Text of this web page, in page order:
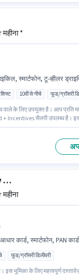
*
टू-व्हीलर ड्राइविंग, बैंक अकाउंट, 2-व्हीलर ड्राइविंग लाइसेंस, आधार
10वीं से नीचे फूड/ग्रॉसरी
वाले के लिए उपयुक्त है। आप प्रति
Incentives सैलरी उपलब्ध है। इस
होना अनिवार्य है।
Grocery Delivery Boy
स्मार्टफोन, PAN कार्ड,
फूड/ग्रॉसरी डिलीवरी
इस भूमिका के लिए महत्वपूर्ण